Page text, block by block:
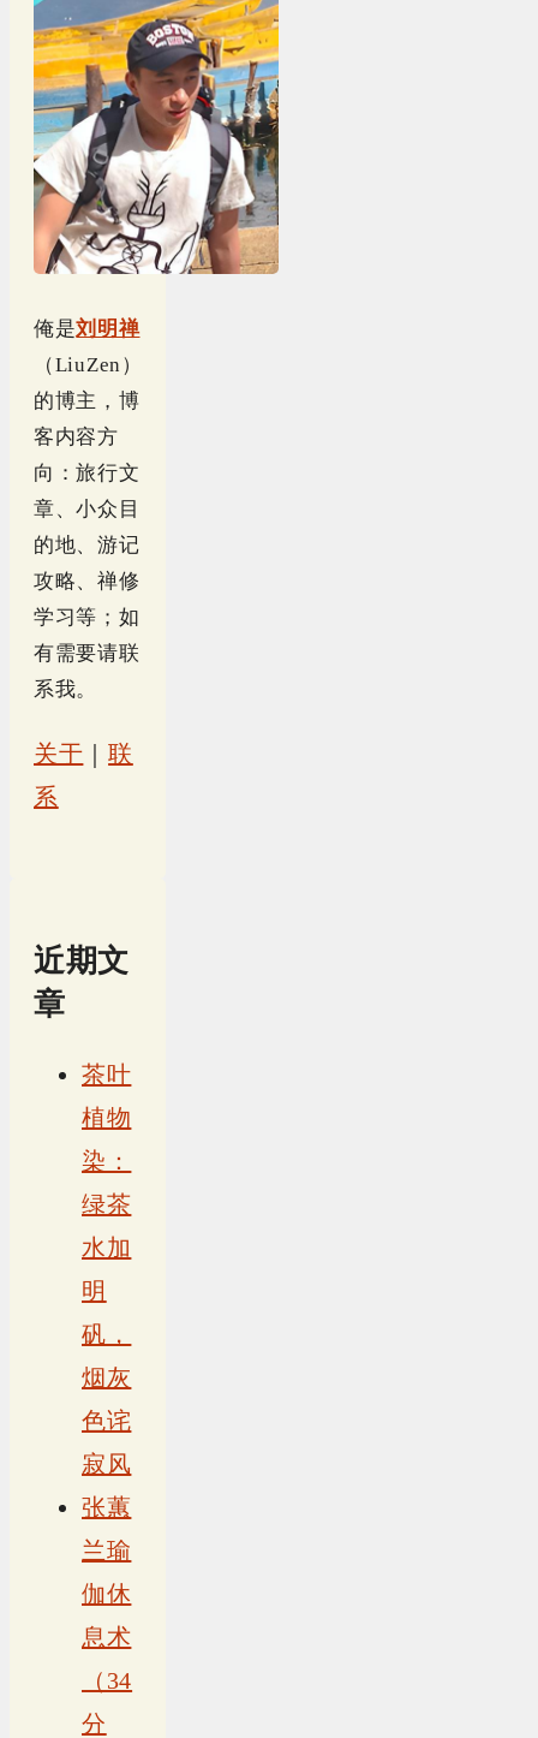
俺是刘明禅
（LiuZen）
的博主，博
客内容方
向：旅行文
章、小众目
的地、游记
攻略、禅修
学习等；如
有需要请联
系我。
关于 ｜联
系
近期文
章
茶叶
植物
染：
绿茶
水加
明
矾，
烟灰
色诧
寂风
张蕙
兰瑜
伽休
息术
（34
分